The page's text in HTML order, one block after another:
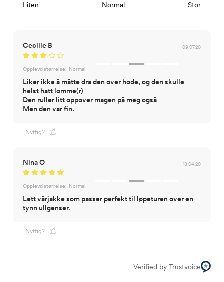
Liten Normal Stor
Cecilie B 09.07.20
Opplevd størrelse: Normal
Liker ikke å måtte dra den over hode, og den skulle
helst hatt lomme(r)
Den ruller litt oppover magen på meg også
Men den var fin.
Nyttig?
Nina O 18.04.20
Opplevd størrelse: Normal
Lett vårjakke som passer perfekt til løpeturen over en
tynn ullgenser.
Nyttig?
Verified by Trustvoice